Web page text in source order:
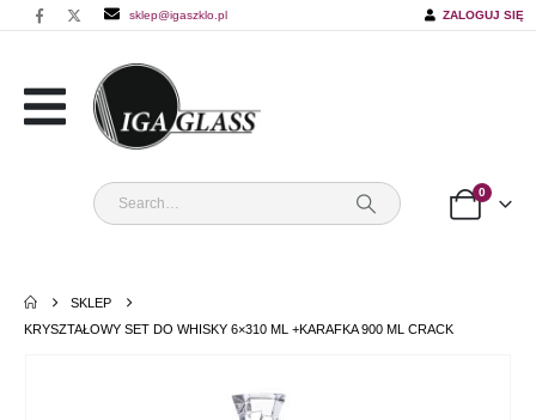
sklep@igaszklo.pl ZALOGUJ SIĘ
0
SKLEP
KRYSZTAŁOWY SET DO WHISKY 6×310 ML +KARAFKA 900 ML CRACK